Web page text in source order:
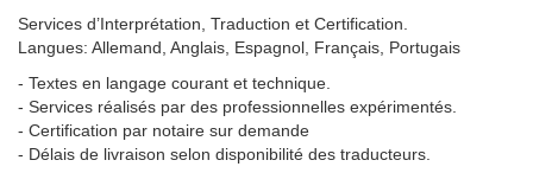
Services d’Interprétation, Traduction et Certification.
Langues: Allemand, Anglais, Espagnol, Français, Portugais
- Textes en langage courant et technique.
- Services réalisés par des professionnelles expérimentés.
- Certification par notaire sur demande
- Délais de livraison selon disponibilité des traducteurs.